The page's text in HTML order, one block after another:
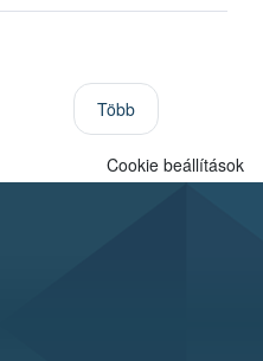
Több
Cookie beállítások